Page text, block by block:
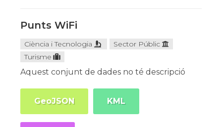
Punts WiFi
Ciència i Tecnologia
Sector Públic
Turisme
Aquest conjunt de dades no té descripció
GeoJSON KML